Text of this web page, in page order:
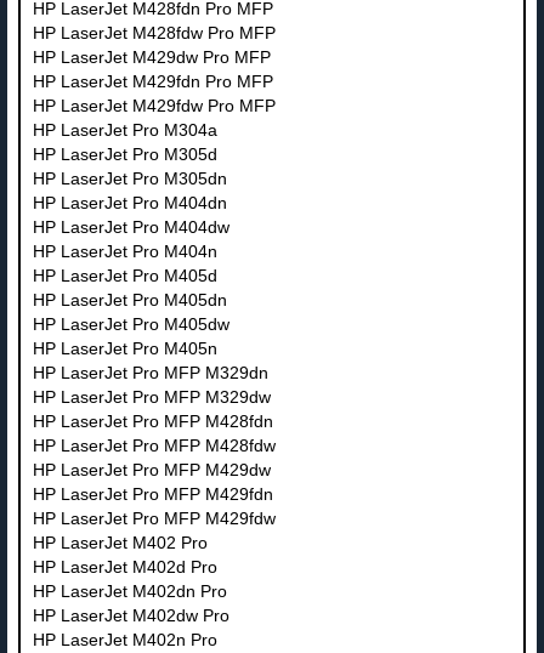
HP LaserJet M428fdn Pro MFP
HP LaserJet M428fdw Pro MFP
HP LaserJet M429dw Pro MFP
HP LaserJet M429fdn Pro MFP
HP LaserJet M429fdw Pro MFP
HP LaserJet Pro M304a
HP LaserJet Pro M305d
HP LaserJet Pro M305dn
HP LaserJet Pro M404dn
HP LaserJet Pro M404dw
HP LaserJet Pro M404n
HP LaserJet Pro M405d
HP LaserJet Pro M405dn
HP LaserJet Pro M405dw
HP LaserJet Pro M405n
HP LaserJet Pro MFP M329dn
HP LaserJet Pro MFP M329dw
HP LaserJet Pro MFP M428fdn
HP LaserJet Pro MFP M428fdw
HP LaserJet Pro MFP M429dw
HP LaserJet Pro MFP M429fdn
HP LaserJet Pro MFP M429fdw
HP LaserJet M402 Pro
HP LaserJet M402d Pro
HP LaserJet M402dn Pro
HP LaserJet M402dw Pro
HP LaserJet M402n Pro